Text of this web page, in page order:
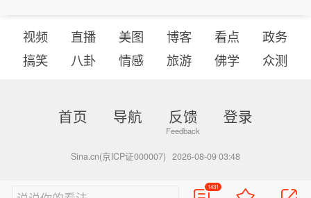
视频 直播 美图 博客 看点
政务
搞笑
八卦 情感 旅游 佛学 众测
首页 导航 反馈 登录
Sina.cn(京ICP证000007) 2026-08-09 03:48
1431